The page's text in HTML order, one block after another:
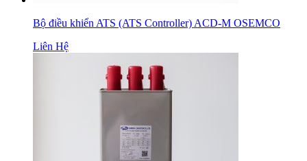
Bộ điều khiển ATS (ATS Controller) ACD-M OSEMCO
Liên Hệ